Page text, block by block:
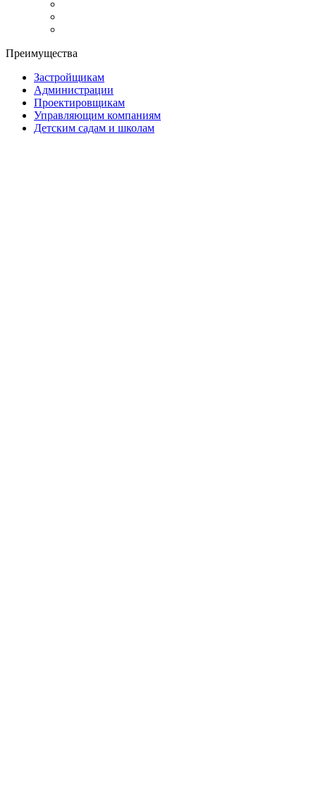
Преимущества
Застройщикам
Администрации
Проектировщикам
Управляющим компаниям
Детским садам и школам